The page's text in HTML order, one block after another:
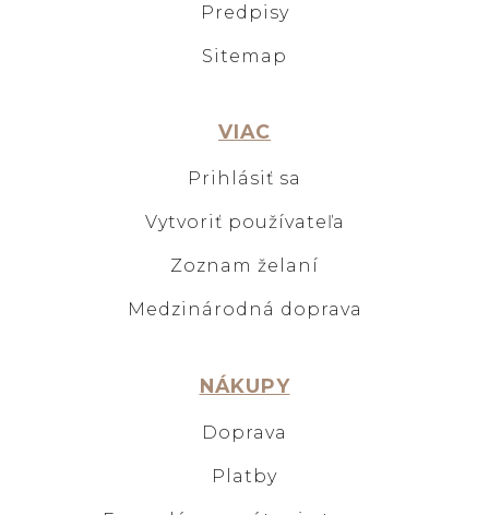
Predpisy
Sitemap
VIAC
Prihlásiť sa
Vytvoriť používateľa
Zoznam želaní
Medzinárodná doprava
NÁKUPY
Doprava
Platby